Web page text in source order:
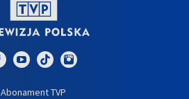
Abonament TVP